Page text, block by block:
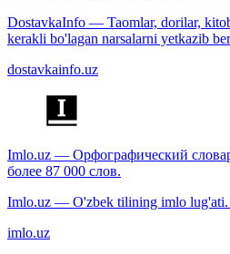
DostavkaInfo — Taomlar, dorilar,
kerakli bo'lagan narsalarni yetkazib
dostavkainfo.uz
Imlo.uz — Орфографический
более 87 000 слов.
Imlo.uz — O'zbek tilining imlo lug'ati.
imlo.uz